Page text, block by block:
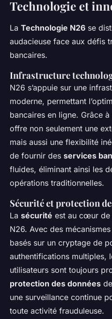
Technologie et
La Technologie N26 se
audacieuse face aux défis
bancaires.
Infrastructure
N26 s’appuie sur une
moderne, permettant
bancaires en ligne. Grâce
offre non seulement une
mais aussi une flexibilité
de fournir des services
fluides, éliminant ainsi les
opérations traditionnelles.
Sécurité et protection
La sécurité est au cœur de
N26. Avec des
basés sur un cryptage de
authentifications multiples,
utilisateurs sont toujours
protection des données
une surveillance continue
toute activité frauduleuse.